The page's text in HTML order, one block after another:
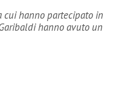
cui hanno partecipato in
hanno avuto un